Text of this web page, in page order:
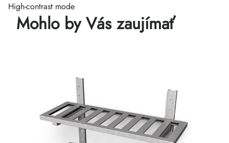
High-contrast mode
Mohlo by Vás zaujímať